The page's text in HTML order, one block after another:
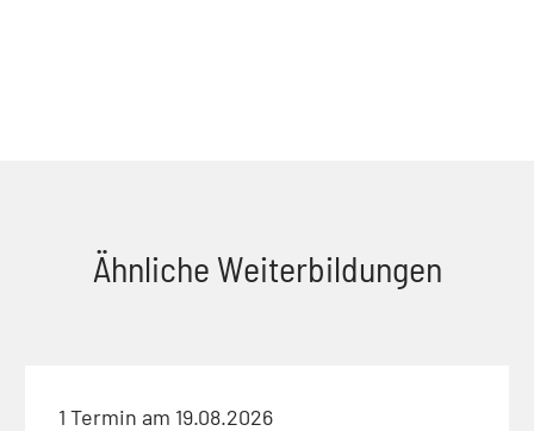
Ähnliche Weiterbildungen
1 Termin am 19.08.2026